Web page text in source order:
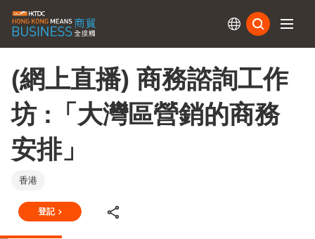
(網上直播) 商務諮詢工作
坊 :「大灣區營銷的商務
安排」
香港
登記